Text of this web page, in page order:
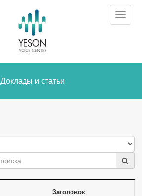
Toggle
Доклады и статьи
Заголовок